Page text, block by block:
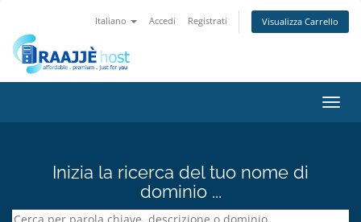
Italiano Accedi Registrati Visualizza Carrello
Inizia la ricerca del tuo nome di
dominio ...